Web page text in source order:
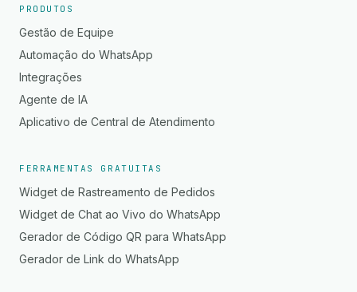
PRODUTOS
Gestão de Equipe
Automação do WhatsApp
Integrações
Agente de IA
Aplicativo de Central de Atendimento
FERRAMENTAS GRATUITAS
Widget de Rastreamento de Pedidos
Widget de Chat ao Vivo do WhatsApp
Gerador de Código QR para WhatsApp
Gerador de Link do WhatsApp